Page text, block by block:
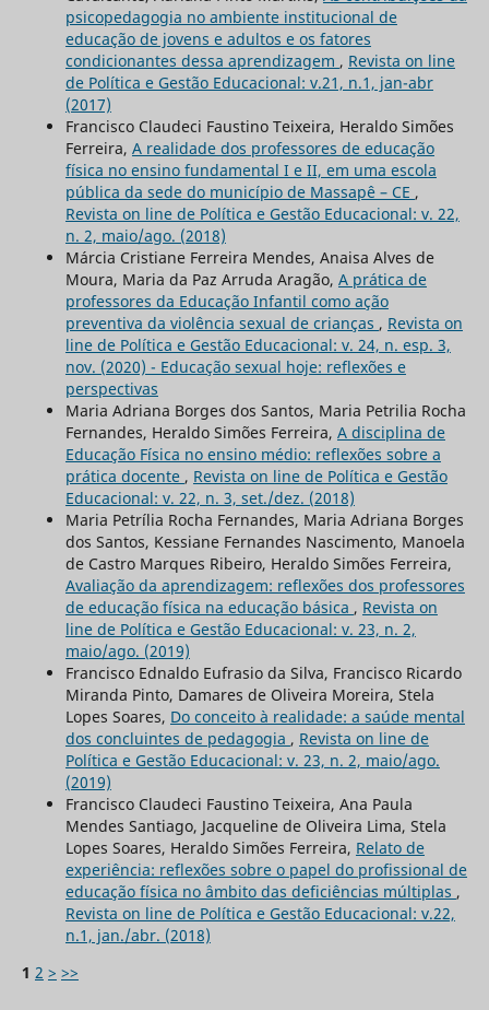
psicopedagogia no ambiente institucional de
educação de jovens e adultos e os fatores
condicionantes dessa aprendizagem , Revista on line
de Política e Gestão Educacional: v.21, n.1, jan-abr
(2017)
Francisco Claudeci Faustino Teixeira, Heraldo Simões
Ferreira, A realidade dos professores de educação
física no ensino fundamental I e II, em uma escola
pública da sede do município de Massapê – CE ,
Revista on line de Política e Gestão Educacional: v. 22,
n. 2, maio/ago. (2018)
Márcia Cristiane Ferreira Mendes, Anaisa Alves de
Moura, Maria da Paz Arruda Aragão, A prática de
professores da Educação Infantil como ação
preventiva da violência sexual de crianças , Revista on
line de Política e Gestão Educacional: v. 24, n. esp. 3,
nov. (2020) - Educação sexual hoje: reflexões e
perspectivas
Maria Adriana Borges dos Santos, Maria Petrilia Rocha
Fernandes, Heraldo Simões Ferreira, A disciplina de
Educação Física no ensino médio: reflexões sobre a
prática docente , Revista on line de Política e Gestão
Educacional: v. 22, n. 3, set./dez. (2018)
Maria Petrília Rocha Fernandes, Maria Adriana Borges
dos Santos, Kessiane Fernandes Nascimento, Manoela
de Castro Marques Ribeiro, Heraldo Simões Ferreira,
Avaliação da aprendizagem: reflexões dos professores
de educação física na educação básica , Revista on
line de Política e Gestão Educacional: v. 23, n. 2,
maio/ago. (2019)
Francisco Ednaldo Eufrasio da Silva, Francisco Ricardo
Miranda Pinto, Damares de Oliveira Moreira, Stela
Lopes Soares, Do conceito à realidade: a saúde mental
dos concluintes de pedagogia , Revista on line de
Política e Gestão Educacional: v. 23, n. 2, maio/ago.
(2019)
Francisco Claudeci Faustino Teixeira, Ana Paula
Mendes Santiago, Jacqueline de Oliveira Lima, Stela
Lopes Soares, Heraldo Simões Ferreira, Relato de
experiência: reflexões sobre o papel do profissional de
educação física no âmbito das deficiências múltiplas ,
Revista on line de Política e Gestão Educacional: v.22,
n.1, jan./abr. (2018)
1 2 > >>